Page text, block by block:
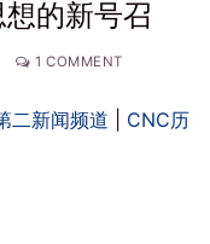
的新号召
1 COMMENT
二新闻频道
CNC历